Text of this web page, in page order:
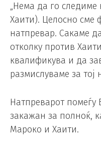
„Нема да го следиме
Хаити). Целосно сме
натпревар. Сакаме
отколку против
квалификува и да
размислуваме за тој
Натпреварот помеѓу
закажан за полноќ,
Мароко и Хаити.